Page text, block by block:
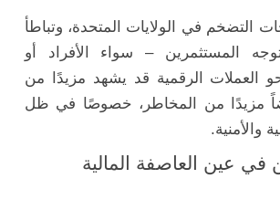
التضخم في الولايات المتحدة، وتباطأ
توجه المستثمرين – سواء الأفراد أو
العملات الرقمية قد يشهد مزيدًا من
مزيدًا من المخاطر، خصوصًا في ظل
والأمنية.
في عين العاصفة المالية